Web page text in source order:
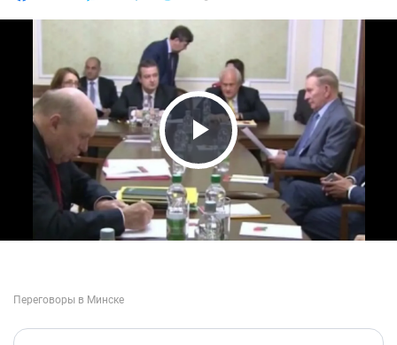
Play Video